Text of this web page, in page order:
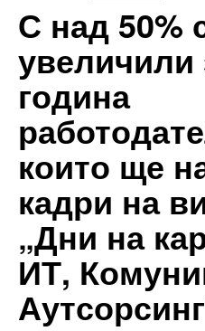
С над 50%
увеличили
година
които ще
кадри на
„Дни на
ИТ,